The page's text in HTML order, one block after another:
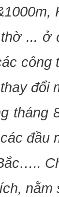
... ở
công
đổi
tháng
đầu